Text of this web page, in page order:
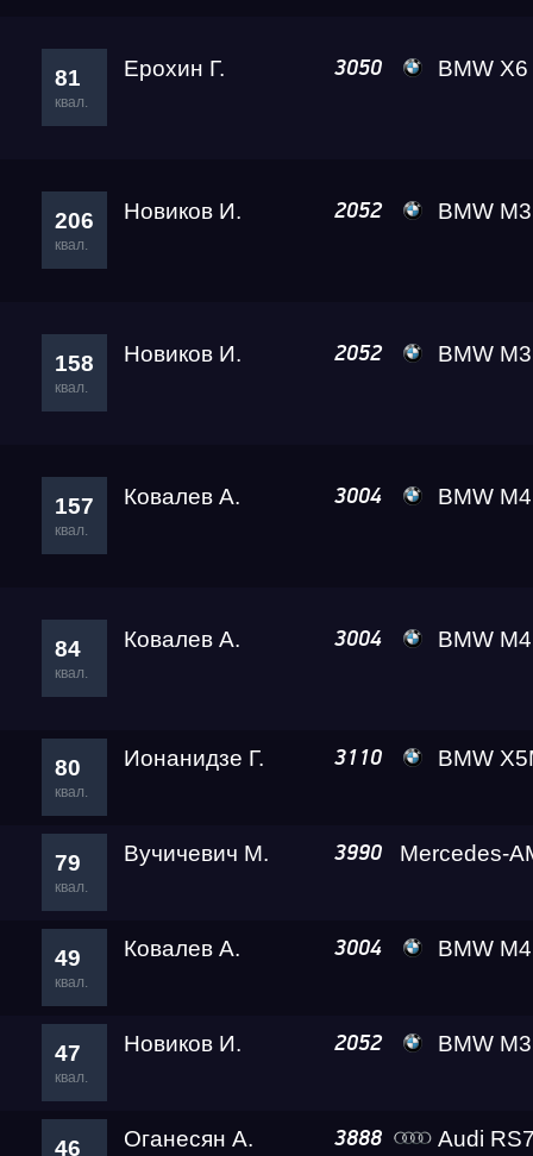
81
квал.
Ерохин Г. 3050 BMW X6
206
квал.
Новиков И. 2052 BMW M3
158
квал.
Новиков И. 2052 BMW M3
157
квал.
Ковалев А. 3004 BMW M4
84
квал.
Ковалев А. 3004 BMW M4
80
квал.
Ионанидзе Г. 3110 BMW X5M
79
квал.
Вучичевич М. 3990
49
квал.
Ковалев А. 3004 BMW M4
47
квал.
Новиков И. 2052 BMW M3
46 Оганесян А. 3888 Audi RS7